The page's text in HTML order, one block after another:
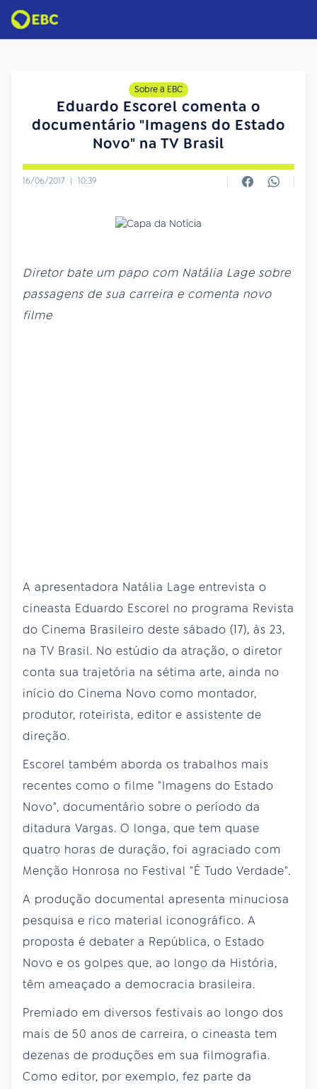
Sobre a EBC
Eduardo Escorel comenta o
documentário "Imagens do Estado
Novo" na TV Brasil
16/06/2017 | 10:39
Diretor bate um papo com Natália Lage sobre
passagens de sua carreira e comenta novo
filme
A apresentadora Natália Lage entrevista o
cineasta Eduardo Escorel no programa Revista
do Cinema Brasileiro deste sábado (17), às 23,
na TV Brasil. No estúdio da atração, o diretor
conta sua trajetória na sétima arte, ainda no
início do Cinema Novo como montador,
produtor, roteirista, editor e assistente de
direção.
Escorel também aborda os trabalhos mais
recentes como o filme "Imagens do Estado
Novo", documentário sobre o período da
ditadura Vargas. O longa, que tem quase
quatro horas de duração, foi agraciado com
Menção Honrosa no Festival "É Tudo Verdade".
A produção documental apresenta minuciosa
pesquisa e rico material iconográfico. A
proposta é debater a República, o Estado
Novo e os golpes que, ao longo da História,
têm ameaçado a democracia brasileira.
Premiado em diversos festivais ao longo dos
mais de 50 anos de carreira, o cineasta tem
dezenas de produções em sua filmografia.
Como editor, por exemplo, fez parte da